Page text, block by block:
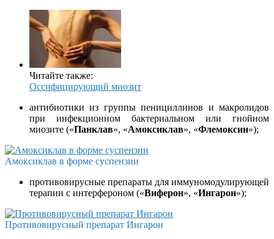
Читайте также:
Оссифицирующий миозит
антибиотики из группы пенициллинов и макролидов
при инфекционном бактериальном или гнойном
миозите («Панклав», «Амоксиклав», «Флемоксин»);
Амоксиклав в форме суспензии
противовирусные препараты для иммуномодулирующей
терапии с интерфероном («Виферон», «Ингарон»);
Противовирусный препарат Ингарон